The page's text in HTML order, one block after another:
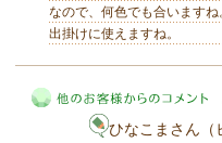
MIYUKI先生からのコメント
なので、何色でも合います
出掛けに使えますね。
ひなこまさん（